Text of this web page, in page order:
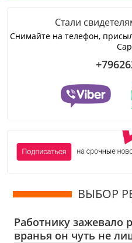
Стали
Снимайте на телефон,
ВЫБОР
Работнику зажевало
вранья он чуть не